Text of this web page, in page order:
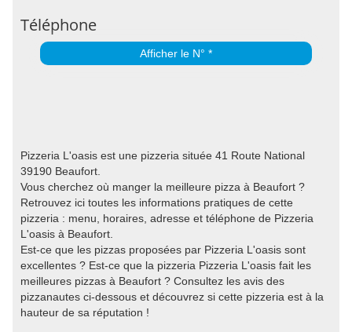
Téléphone
Afficher le N° *
Pizzeria L'oasis est une pizzeria située 41 Route National
39190 Beaufort.
Vous cherchez où manger la meilleure pizza à Beaufort ?
Retrouvez ici toutes les informations pratiques de cette
pizzeria : menu, horaires, adresse et téléphone de Pizzeria
L'oasis à Beaufort.
Est-ce que les pizzas proposées par Pizzeria L'oasis sont
excellentes ? Est-ce que la pizzeria Pizzeria L'oasis fait les
meilleures pizzas à Beaufort ? Consultez les avis des
pizzanautes ci-dessous et découvrez si cette pizzeria est à la
hauteur de sa réputation !